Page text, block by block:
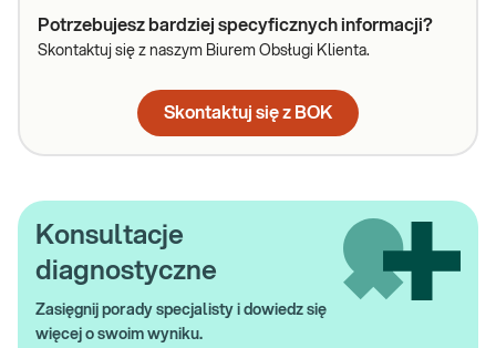
Potrzebujesz bardziej specyficznych informacji?
Skontaktuj się z naszym Biurem Obsługi Klienta.
Skontaktuj się z BOK
Konsultacje
diagnostyczne
Zasięgnij porady specjalisty i dowiedz się
więcej o swoim wyniku.